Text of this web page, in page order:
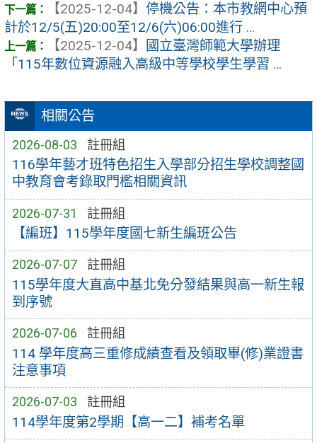
相關公告
2026-08-03 註冊組
116學年藝才班特色招生入學部分招生學校調整國
中教育會考錄取門檻相關資訊
2026-07-31 註冊組
【編班】115學年度國七新生編班公告
2026-07-07 註冊組
115學年度大直高中基北免分發結果與高一新生報
到序號
2026-07-06 註冊組
114 學年度高三重修成績查看及領取畢(修)業證書
注意事項
2026-07-03 註冊組
114學年度第2學期【高一二】補考名單
【2025-12-04】 停機公告：本市教網中心預
計於12/5(五)20:00至12/6(六)06:00進行 ...
【2025-12-04】
國立臺灣師範大學辦理
「115年數位資源融入高級中等學校學生學習 ...